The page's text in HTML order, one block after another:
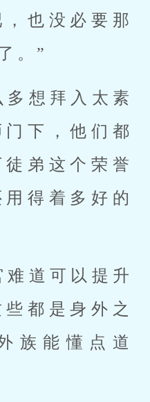
也没必要那
。”
想拜入太素
下，他们都
弟这个荣誉
得着多好的
道可以提升
都是身外之
族能懂点道